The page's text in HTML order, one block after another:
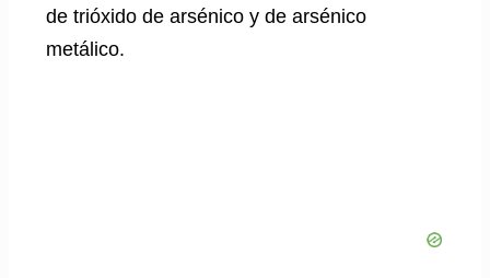
de trióxido de arsénico y de arsénico
metálico.